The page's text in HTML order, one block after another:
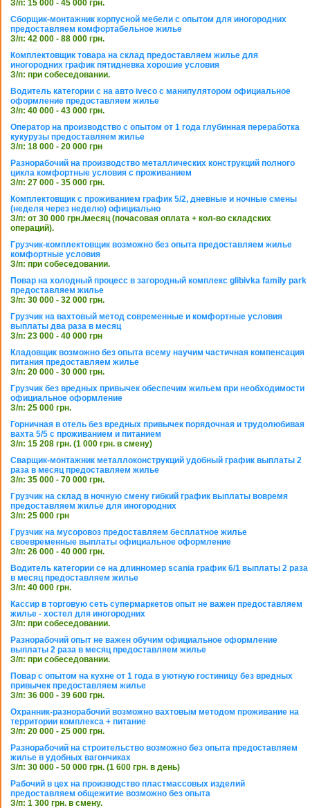
З/п: 15 000 - 45 000 грн.
Сборщик-монтажник корпусной мебели с опытом для иногородних
предоставляем комфортабельное жилье
З/п: 42 000 - 88 000 грн.
Комплектовщик товара на склад предоставляем жилье для
иногородних график пятидневка хорошие условия
З/п: при собеседовании.
Водитель категории с на авто iveco с манипулятором официальное
оформление предоставляем жилье
З/п: 40 000 - 43 000 грн.
Оператор на производство с опытом от 1 года глубинная переработка
кукурузы предоставляем жилье
З/п: 18 000 - 20 000 грн
Разнорабочий на производство металлических конструкций полного
цикла комфортные условия с проживанием
З/п: 27 000 - 35 000 грн.
Комплектовщик с проживанием график 5/2, дневные и ночные смены
(неделя через неделю) официально
З/п: от 30 000 грн./месяц (почасовая оплата + кол-во складских
операций).
Грузчик-комплектовщик возможно без опыта предоставляем жилье
комфортные условия
З/п: при собеседовании.
Повар на холодный процесс в загородный комплекс glibivka family park
предоставляем жилье
З/п: 30 000 - 32 000 грн.
Грузчик на вахтовый метод современные и комфортные условия
выплаты два раза в месяц
З/п: 23 000 - 40 000 грн
Кладовщик возможно без опыта всему научим частичная компенсация
питания предоставляем жилье
З/п: 20 000 - 30 000 грн.
Грузчик без вредных привычек обеспечим жильем при необходимости
официальное оформление
З/п: 25 000 грн.
Горничная в отель без вредных привычек порядочная и трудолюбивая
вахта 5/5 с проживанием и питанием
З/п: 15 208 грн. (1 000 грн. в смену)
Сварщик-монтажник металлоконструкций удобный график выплаты 2
раза в месяц предоставляем жилье
З/п: 35 000 - 70 000 грн.
Грузчик на склад в ночную смену гибкий график выплаты вовремя
предоставляем жилье для иногородних
З/п: 25 000 грн
Грузчик на мусоровоз предоставляем бесплатное жилье
своевременные выплаты официальное оформление
З/п: 26 000 - 40 000 грн.
Водитель категории се на длинномер scania график 6/1 выплаты 2 раза
в месяц предоставляем жилье
З/п: 40 000 грн.
Кассир в торговую сеть супермаркетов опыт не важен предоставляем
жилье - хостел для иногородних
З/п: при собеседовании.
Разнорабочий опыт не важен обучим официальное оформление
выплаты 2 раза в месяц предоставляем жилье
З/п: при собеседовании.
Повар с опытом на кухне от 1 года в уютную гостиницу без вредных
привычек предоставляем жилье
З/п: 36 000 - 39 600 грн.
Охранник-разнорабочий возможно вахтовым методом проживание на
территории комплекса + питание
З/п: 20 000 - 25 000 грн.
Разнорабочий на строительство возможно без опыта предоставляем
жилье в удобных вагончиках
З/п: 30 000 - 50 000 грн. (1 600 грн. в день)
Рабочий в цех на производство пластмассовых изделий
предоставляем общежитие возможно без опыта
З/п: 1 300 грн. в смену.